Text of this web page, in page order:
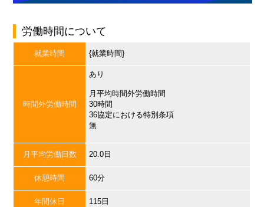
労働時間について
就業時間 {就業時間}
時間外労働時間
あり
月平均時間外労働時間
30時間
36協定における特別条項
無
月平均労働日数 20.0日
休憩時間 60分
年間休日 115日